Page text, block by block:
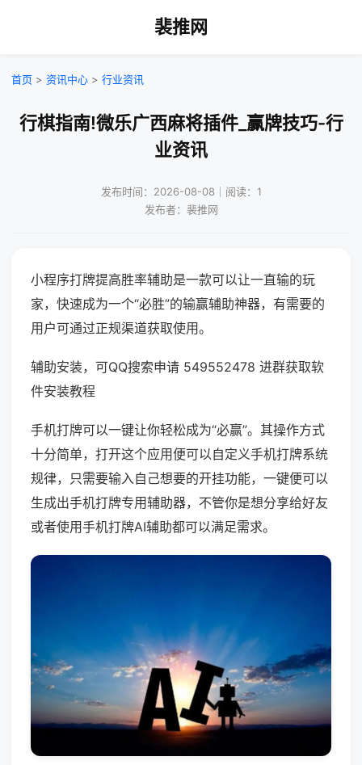
裴推网
首页 > 资讯中心 > 行业资讯
行棋指南!微乐广西麻将插件_赢牌技巧-行
业资讯
发布时间：2026-08-08｜阅读：1
发布者：裴推网
小程序打牌提高胜率辅助是一款可以让一直输的玩
家，快速成为一个“必胜”的输赢辅助神器，有需要的
用户可通过正规渠道获取使用。
辅助安装，可QQ搜索申请 549552478 进群获取软
件安装教程
手机打牌可以一键让你轻松成为“必赢”。其操作方式
十分简单，打开这个应用便可以自定义手机打牌系统
规律，只需要输入自己想要的开挂功能，一键便可以
生成出手机打牌专用辅助器，不管你是想分享给好友
或者使用手机打牌AI辅助都可以满足需求。